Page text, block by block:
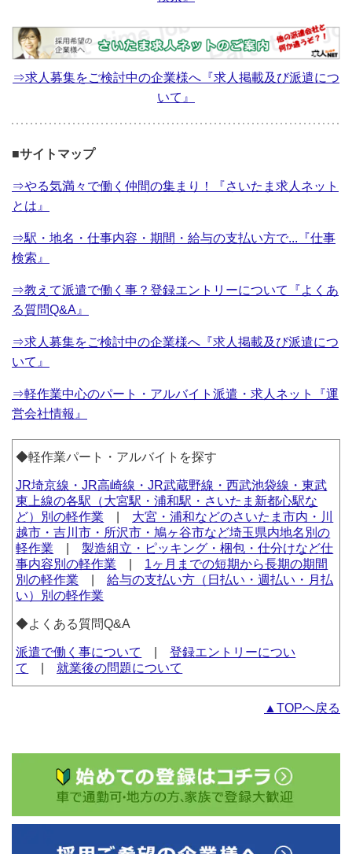
⇒求人募集をご検討中の企業様へ『求人掲載及び派遣につ
いて』
■サイトマップ
⇒やる気満々で働く仲間の集まり！『さいたま求人ネット
とは』
⇒駅・地名・仕事内容・期間・給与の支払い方で...『仕事
検索』
⇒教えて派遣で働く事？登録エントリーについて『よくあ
る質問Q&A』
⇒求人募集をご検討中の企業様へ『求人掲載及び派遣につ
いて』
⇒軽作業中心のパート・アルバイト派遣・求人ネット『運
営会社情報』
◆軽作業パート・アルバイトを探す
JR埼京線・JR高崎線・JR武蔵野線・西武池袋線・東武
東上線の各駅（大宮駅・浦和駅・さいたま新都心駅な
ど）別の軽作業
大宮・浦和などのさいたま市内・川
越市・吉川市・所沢市・鳩ヶ谷市など埼玉県内地名別の
軽作業 |製造組立・ピッキング・梱包・仕分けなど仕
事内容別の軽作業
1ヶ月までの短期から長期の期間
別の軽作業 |給与の支払い方（日払い・週払い・月払
い）別の軽作業
◆よくある質問Q&A
派遣で働く事について |登録エントリーについ
て
就業後の問題について
▲TOPへ戻る